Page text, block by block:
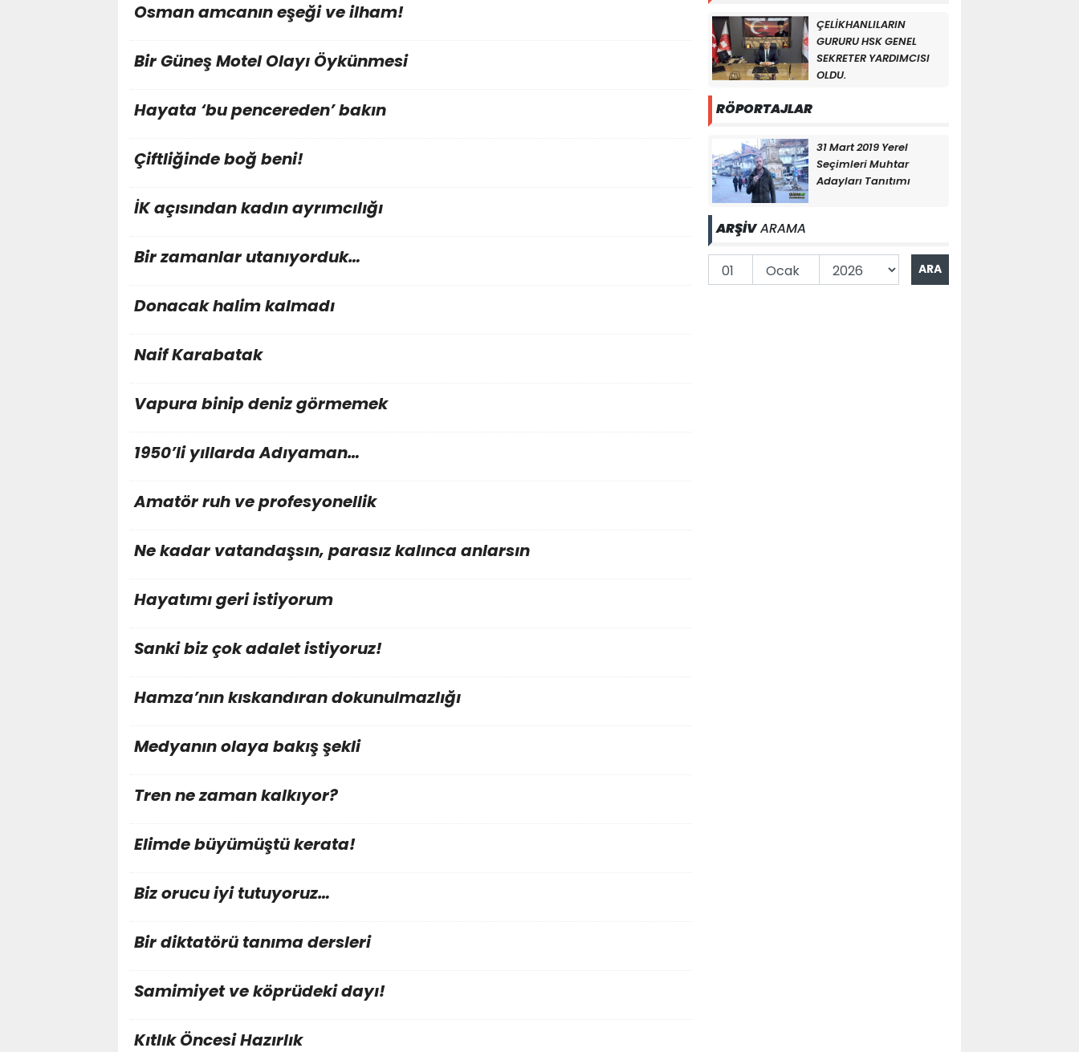
Osman amcanın eşeği ve ilham!
Bir Güneş Motel Olayı Öykünmesi
Hayata ‘bu pencereden’ bakın
Çiftliğinde boğ beni!
İK açısından kadın ayrımcılığı
Bir zamanlar utanıyorduk…
Donacak halim kalmadı
Naif Karabatak
Vapura binip deniz görmemek
1950’li yıllarda Adıyaman…
Amatör ruh ve profesyonellik
Ne kadar vatandaşsın, parasız kalınca anlarsın
Hayatımı geri istiyorum
Sanki biz çok adalet istiyoruz!
Hamza’nın kıskandıran dokunulmazlığı
Medyanın olaya bakış şekli
Tren ne zaman kalkıyor?
Elimde büyümüştü kerata!
Biz orucu iyi tutuyoruz…
Bir diktatörü tanıma dersleri
Samimiyet ve köprüdeki dayı!
Kıtlık Öncesi Hazırlık
ÇELİKHANLILARIN
GURURU HSK GENEL
SEKRETER YARDIMCISI
OLDU.
RÖPORTAJLAR
31 Mart 2019 Yerel
Seçimleri Muhtar
Adayları Tanıtımı
ARŞİVARAMA